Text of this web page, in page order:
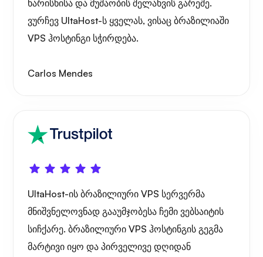
ხარისხისა და მუშაობის შელახვის გარეშე.
ვურჩევ UltaHost-ს ყველას, ვისაც ბრაზილიაში
VPS ჰოსტინგი სჭირდება.
Carlos Mendes
UltaHost-ის ბრაზილიური VPS სერვერმა
მნიშვნელოვნად გააუმჯობესა ჩემი ვებსაიტის
სიჩქარე. ბრაზილიური VPS ჰოსტინგის გეგმა
მარტივი იყო და პირველივე დღიდან